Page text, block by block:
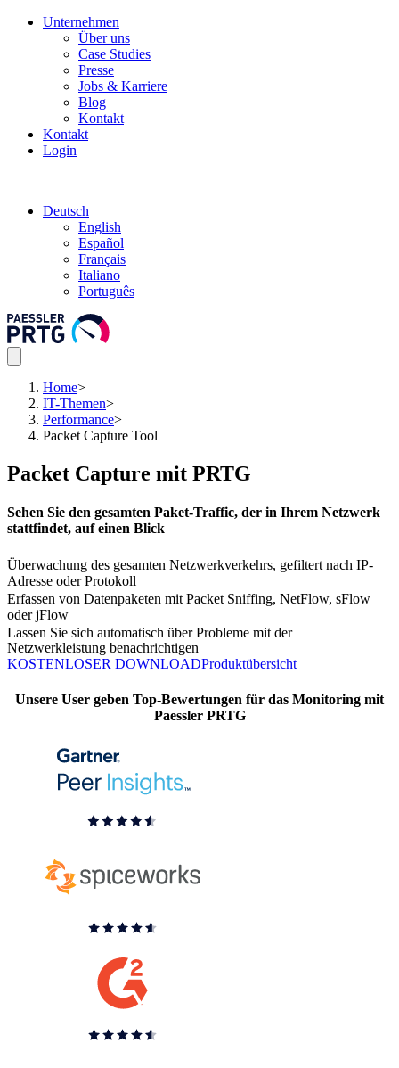
Unternehmen
Über uns
Case Studies
Presse
Jobs & Karriere
Blog
Kontakt
Kontakt
Login
Deutsch
English
Español
Français
Italiano
Português
Home>
IT-Themen>
Performance>
Packet Capture Tool
Packet Capture mit PRTG
Sehen Sie den gesamten Paket-Traffic, der in Ihrem Netzwerk
stattfindet, auf einen Blick
Überwachung des gesamten Netzwerkverkehrs, gefiltert nach IP-
Adresse oder Protokoll
Erfassen von Datenpaketen mit Packet Sniffing, NetFlow, sFlow
oder jFlow
Lassen Sie sich automatisch über Probleme mit der
Netzwerkleistung benachrichtigen
KOSTENLOSER DOWNLOADProduktübersicht
Unsere User geben Top-Bewertungen für das Monitoring mit
Paessler PRTG